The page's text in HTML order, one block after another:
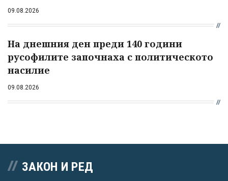
09.08.2026
На днешния ден преди 140 години
русофилите започнаха с политическото
насилие
09.08.2026
ЗАКОН И РЕД